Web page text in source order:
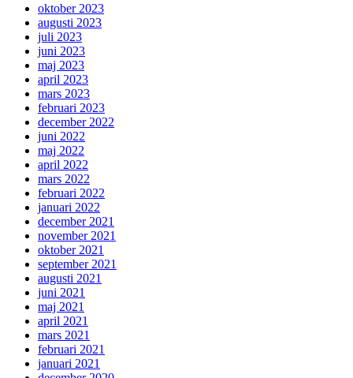
oktober 2023
augusti 2023
juli 2023
juni 2023
maj 2023
april 2023
mars 2023
februari 2023
december 2022
juni 2022
maj 2022
april 2022
mars 2022
februari 2022
januari 2022
december 2021
november 2021
oktober 2021
september 2021
augusti 2021
juni 2021
maj 2021
april 2021
mars 2021
februari 2021
januari 2021